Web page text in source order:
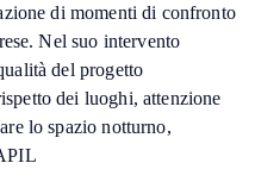
di momenti di confronto
Nel suo intervento
del progetto
dei luoghi, attenzione
lo spazio notturno,